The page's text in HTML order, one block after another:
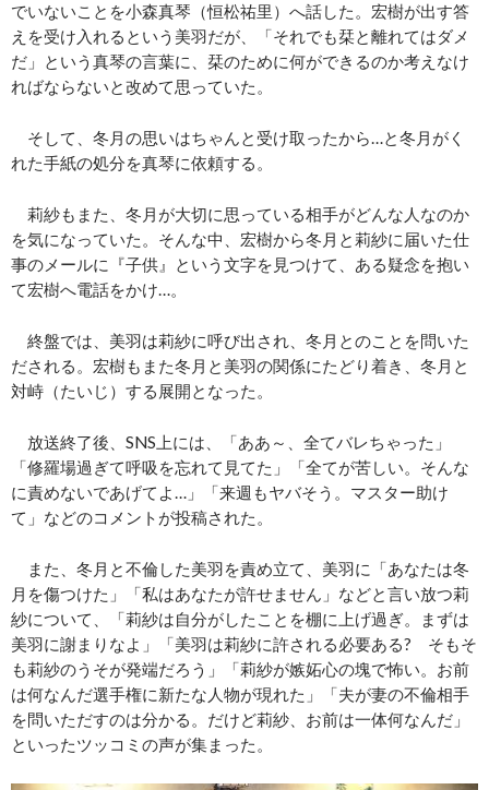
でいないことを小森真琴（恒松祐里）へ話した。宏樹が出す答
えを受け入れるという美羽だが、「それでも栞と離れてはダメ
だ」という真琴の言葉に、栞のために何ができるのか考えなけ
ればならないと改めて思っていた。
そして、冬月の思いはちゃんと受け取ったから…と冬月がく
れた手紙の処分を真琴に依頼する。
莉紗もまた、冬月が大切に思っている相手がどんな人なのか
を気になっていた。そんな中、宏樹から冬月と莉紗に届いた仕
事のメールに『子供』という文字を見つけて、ある疑念を抱い
て宏樹へ電話をかけ…。
終盤では、美羽は莉紗に呼び出され、冬月とのことを問いた
だされる。宏樹もまた冬月と美羽の関係にたどり着き、冬月と
対峙（たいじ）する展開となった。
放送終了後、SNS上には、「ああ～、全てバレちゃった」
「修羅場過ぎて呼吸を忘れて見てた」「全てが苦しい。そんな
に責めないであげてよ…」「来週もヤバそう。マスター助け
て」などのコメントが投稿された。
また、冬月と不倫した美羽を責め立て、美羽に「あなたは冬
月を傷つけた」「私はあなたが許せません」などと言い放つ莉
紗について、「莉紗は自分がしたことを棚に上げ過ぎ。まずは
美羽に謝まりなよ」「美羽は莉紗に許される必要ある? そもそ
も莉紗のうそが発端だろう」「莉紗が嫉妬心の塊で怖い。お前
は何なんだ選手権に新たな人物が現れた」「夫が妻の不倫相手
を問いただすのは分かる。だけど莉紗、お前は一体何なんだ」
といったツッコミの声が集まった。